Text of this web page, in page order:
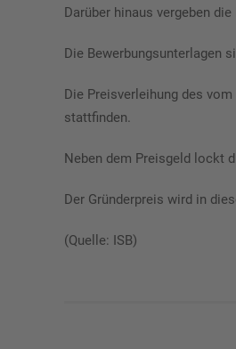
Darüber hinaus vergeben
Die Bewerbungsunterlagen
Die Preisverleihung des
stattfinden.
Neben dem Preisgeld lockt
Der Gründerpreis wird in
(Quelle: ISB)